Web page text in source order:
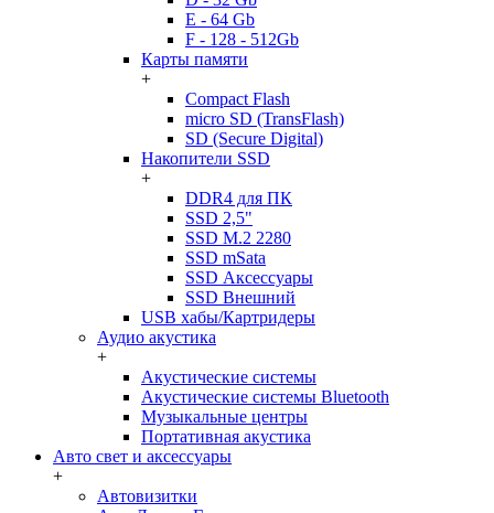
E - 64 Gb
F - 128 - 512Gb
Карты памяти
+
Compact Flash
micro SD (TransFlash)
SD (Secure Digital)
Накопители SSD
+
DDR4 для ПК
SSD 2,5"
SSD M.2 2280
SSD mSata
SSD Аксессуары
SSD Внешний
USB хабы/Картридеры
Аудио акустика
+
Акустические системы
Акустические системы Bluetooth
Музыкальные центры
Портативная акустика
Авто свет и аксессуары
+
Автовизитки